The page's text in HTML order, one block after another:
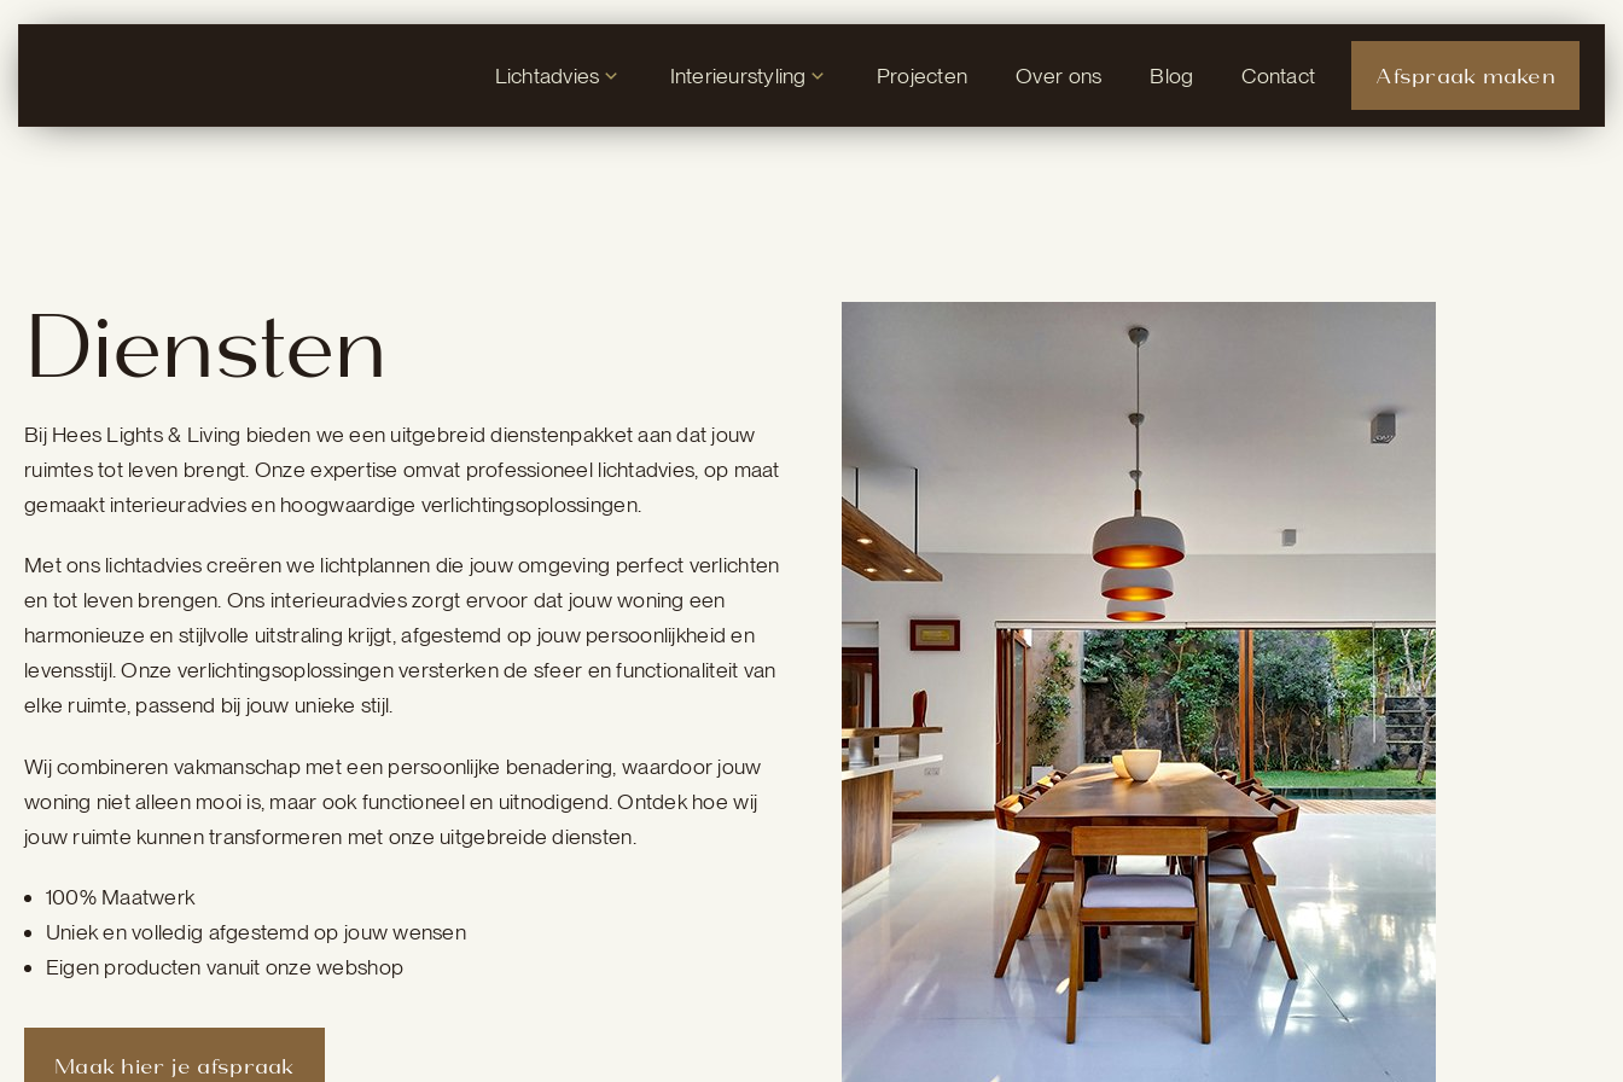
Lichtadvies Interieurstyling Projecten Over ons Blog Contact Afspraak maken
Diensten
Bij Hees Lights & Living bieden we een uitgebreid dienstenpakket aan dat jouw
ruimtes tot leven brengt. Onze expertise omvat professioneel lichtadvies, op maat
gemaakt interieuradvies en hoogwaardige verlichtingsoplossingen.
Met ons lichtadvies creëren we lichtplannen die jouw omgeving perfect verlichten
en tot leven brengen. Ons interieuradvies zorgt ervoor dat jouw woning een
harmonieuze en stijlvolle uitstraling krijgt, afgestemd op jouw persoonlijkheid en
levensstijl. Onze verlichtingsoplossingen versterken de sfeer en functionaliteit van
elke ruimte, passend bij jouw unieke stijl.
Wij combineren vakmanschap met een persoonlijke benadering, waardoor jouw
woning niet alleen mooi is, maar ook functioneel en uitnodigend. Ontdek hoe wij
jouw ruimte kunnen transformeren met onze uitgebreide diensten.
100% Maatwerk
Uniek en volledig afgestemd op jouw wensen
Eigen producten vanuit onze webshop
Maak hier je afspraak